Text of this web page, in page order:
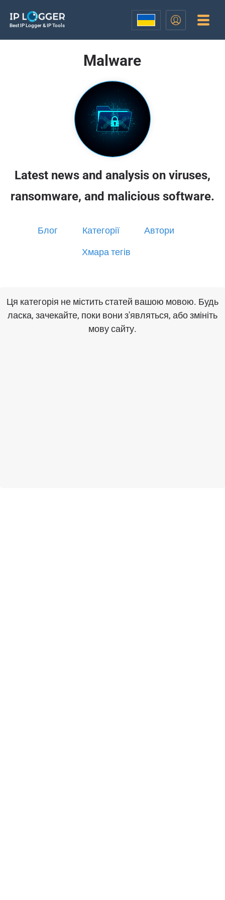
Best IP Logger & IP Tools
Malware
Latest news and analysis on viruses,
ransomware, and malicious software.
Блог Категорії Автори
Хмара тегів